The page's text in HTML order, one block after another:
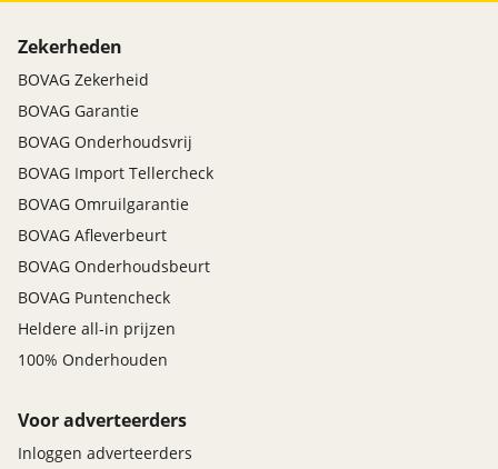
Zekerheden
BOVAG Zekerheid
BOVAG Garantie
BOVAG Onderhoudsvrij
BOVAG Import Tellercheck
BOVAG Omruilgarantie
BOVAG Afleverbeurt
BOVAG Onderhoudsbeurt
BOVAG Puntencheck
Heldere all-in prijzen
100% Onderhouden
Voor adverteerders
Inloggen adverteerders